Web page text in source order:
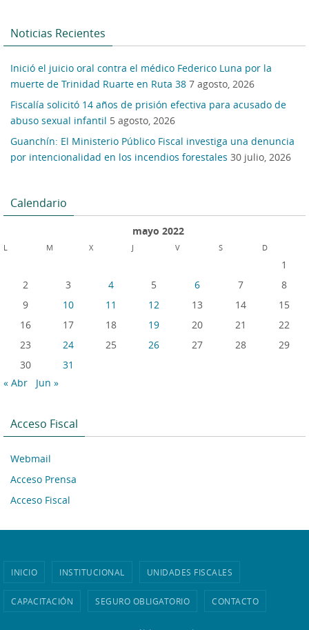
Noticias Recientes
Inició el juicio oral contra el médico Federico Luna por la
muerte de Trinidad Ruarte en Ruta 38 7 agosto, 2026
Fiscalía solicitó 14 años de prisión efectiva para acusado de
abuso sexual infantil 5 agosto, 2026
Guanchín: El Ministerio Público Fiscal investiga una denuncia
por intencionalidad en los incendios forestales 30 julio, 2026
Calendario
mayo 2022
L M X J V S D
1
2
3 4 5 6 7
8
9
10 11 12 13 14
15
16
17 18 19 20 21
22
23
24 25 26 27 28
29
30
31
« Abr
Jun »
Acceso Fiscal
Webmail
Acceso Prensa
Acceso Fiscal
INICIO INSTITUCIONAL UNIDADES FISCALES
CAPACITACIÓN SEGURO OBLIGATORIO CONTACTO